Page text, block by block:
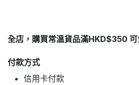
全店，購買常溫貨品滿HKD$350
付款方式
信用卡付款